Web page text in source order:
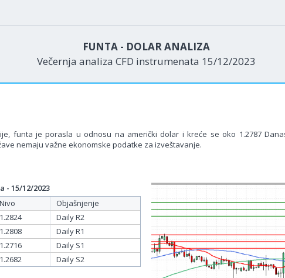
FUNTA - DOLAR ANALIZA
Večernja analiza CFD instrumenata 15/12/2023
funta je porasla u odnosu na američki dolar i kreće se oko 1.2787
nemaju važne ekonomske podatke za izveštavanje.
- 15/12/2023
Nivo
Objašnjenje
1.2824
Daily R2
1.2808
Daily R1
1.2716
Daily S1
1.2682 Daily S2